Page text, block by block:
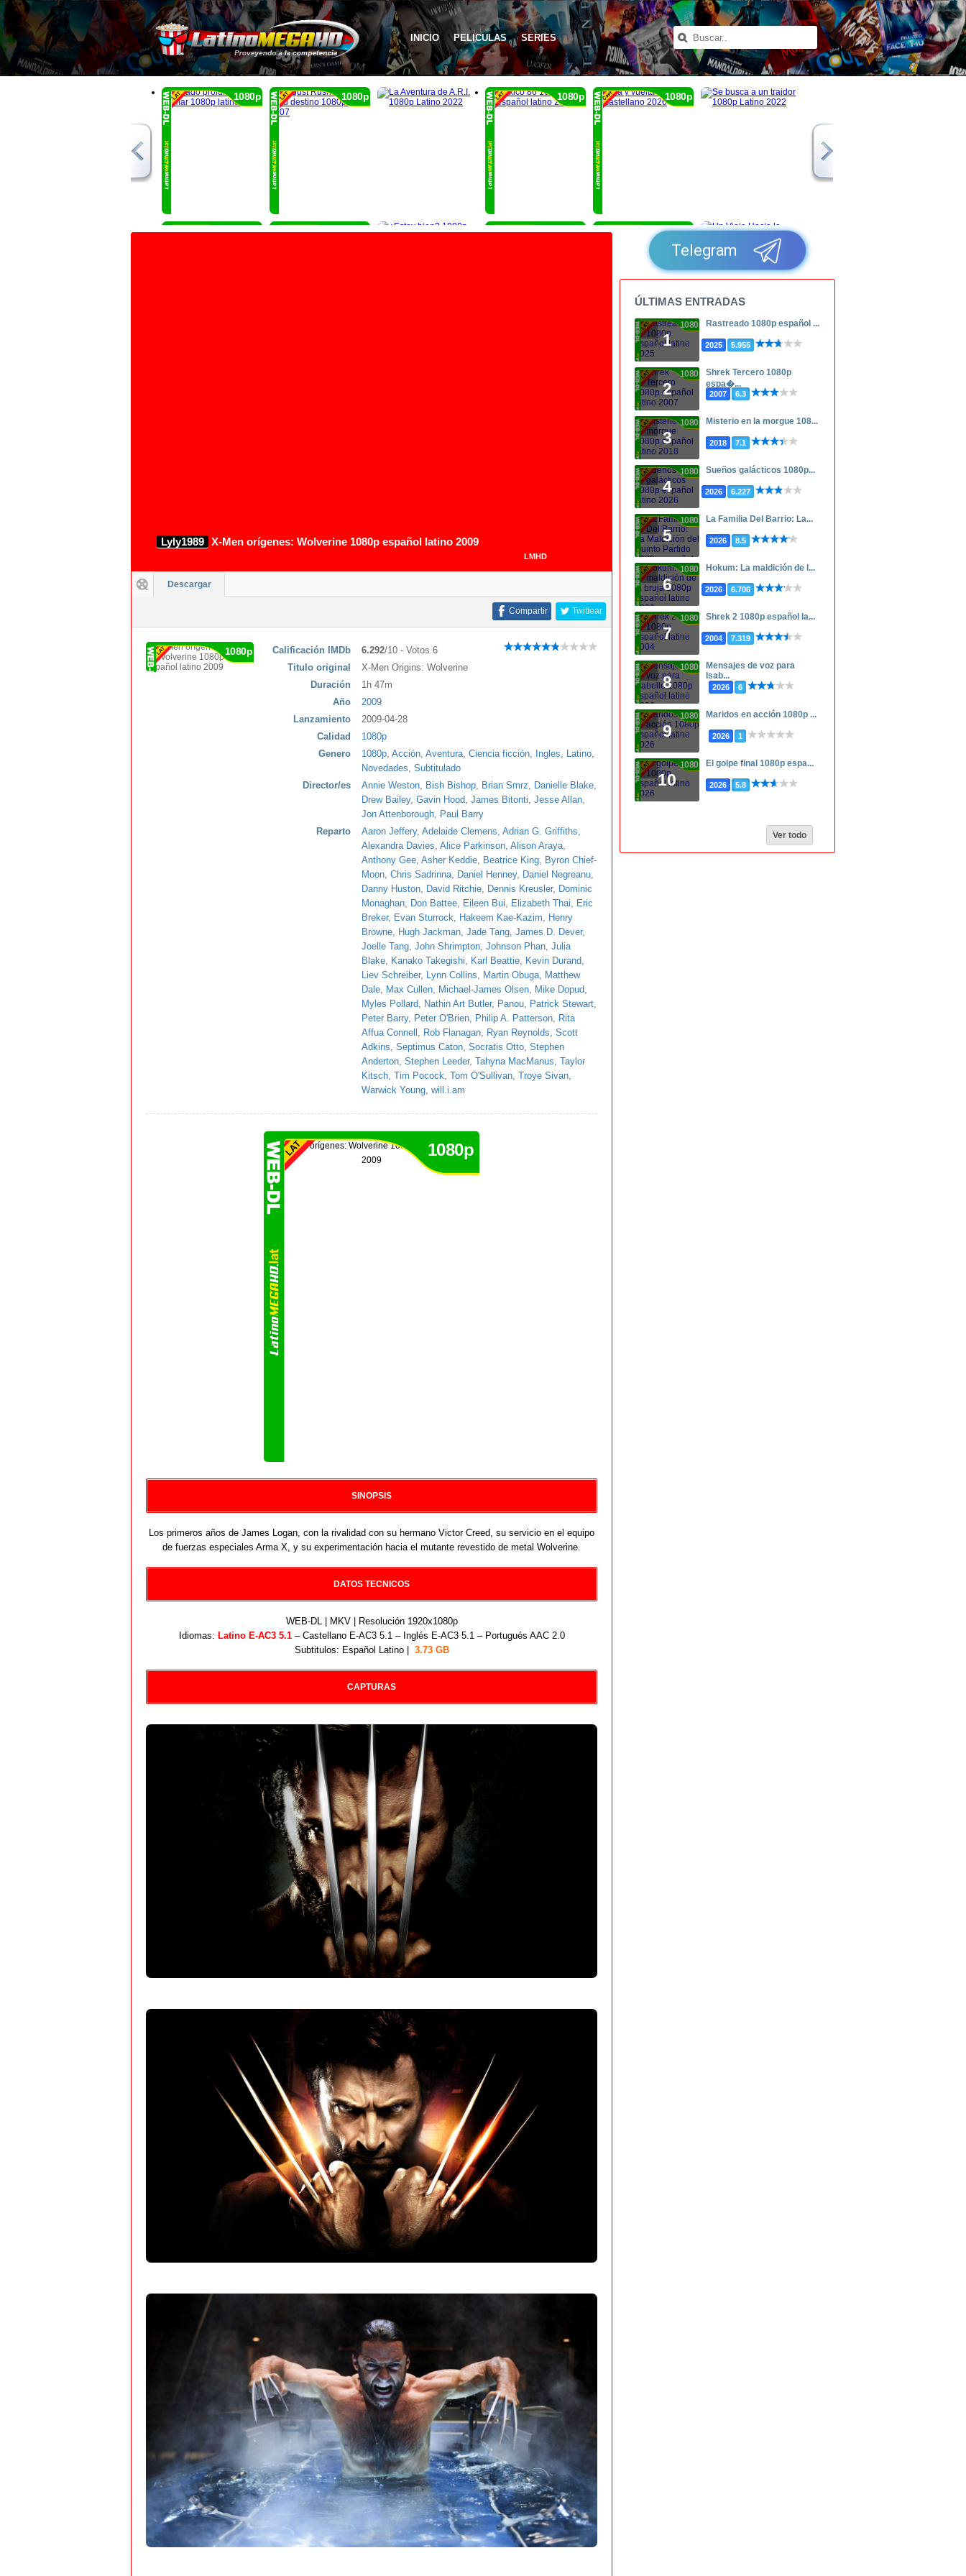
INICIO PELICULAS SERIES
1080p 1080p 1080p 1080p
1080p 1080p 1080p 1080p
Lyly1989 X-Men orígenes: Wolverine 1080p español latino 2009
LMHD
Descargar
Twittear
Compartir
1080p Calificación IMDb 6.292/10 - Votos 6
Titulo original
X-Men Origins: Wolverine
Duración
1h 47m
Año
2009
Lanzamiento
2009-04-28
Calidad
1080p
Genero
1080p, Acción, Aventura, Ciencia ficción, Ingles, Latino,
Novedades, Subtitulado
Director/es
Annie Weston, Bish Bishop, Brian Smrz, Danielle Blake,
Drew Bailey, Gavin Hood, James Bitonti, Jesse Allan,
Jon Attenborough, Paul Barry
Reparto
Aaron Jeffery, Adelaide Clemens, Adrian G. Griffiths,
Alexandra Davies, Alice Parkinson, Alison Araya,
Anthony Gee, Asher Keddie, Beatrice King, Byron Chief-
Moon, Chris Sadrinna, Daniel Henney, Daniel Negreanu,
Danny Huston, David Ritchie, Dennis Kreusler, Dominic
Monaghan, Don Battee, Eileen Bui, Elizabeth Thai, Eric
Breker, Evan Sturrock, Hakeem Kae-Kazim, Henry
Browne, Hugh Jackman, Jade Tang, James D. Dever,
Joelle Tang, John Shrimpton, Johnson Phan, Julia
Blake, Kanako Takegishi, Karl Beattie, Kevin Durand,
Liev Schreiber, Lynn Collins, Martin Obuga, Matthew
Dale, Max Cullen, Michael-James Olsen, Mike Dopud,
Myles Pollard, Nathin Art Butler, Panou, Patrick Stewart,
Peter Barry, Peter O'Brien, Philip A. Patterson, Rita
Affua Connell , Rob Flanagan, Ryan Reynolds, Scott
Adkins, Septimus Caton, Socratis Otto, Stephen
Anderton, Stephen Leeder, Tahyna MacManus, Taylor
Kitsch, Tim Pocock, Tom O'Sullivan, Troye Sivan,
Warwick Young, will.i.am
1080p
SINOPSIS
Los primeros años de James Logan, con la rivalidad con su hermano Victor Creed, su servicio en el equipo
de fuerzas especiales Arma X, y su experimentación hacia el mutante revestido de metal Wolverine.
DATOS TECNICOS
WEB-DL | MKV | Resolución 1920x1080p
Idiomas: Latino E-AC3 5.1– Castellano E-AC3 5.1 – Inglés E-AC3 5.1 – Portugués AAC 2.0
Subtitulos: Español Latino |
3.73 GB
CAPTURAS
Telegram
ÚLTIMAS ENTRADAS
1
1080p Rastreado 1080p español ...
2025 5.955
2
1080p
Shrek Tercero 1080p
espa�...
2007 6.3
3
1080p Misterio en la morgue 108...
2018 7.1
4
1080p Sueños galácticos 1080p...
2026 6.227
5
1080p La Familia Del Barrio: La...
2026 8.5
6
1080p Hokum: La maldición de l...
2026 6.706
7
1080p Shrek 2 1080p español la...
2004 7.319
8
1080p
Mensajes de voz para
Isab...
2026 6
9
1080p Maridos en acción 1080p ...
2026 1
10
1080p El golpe final 1080p espa...
2026 5.8
Ver todo